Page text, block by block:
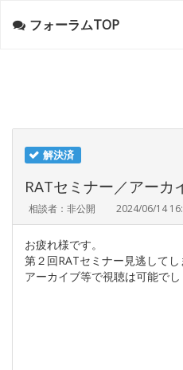
フォーラムTOP
解決済
RATセミナー／アーカ
相談者：非公開 2024/06/14
お疲れ様です。
第２回RATセミナー見逃してし
アーカイブ等で視聴は可能でし